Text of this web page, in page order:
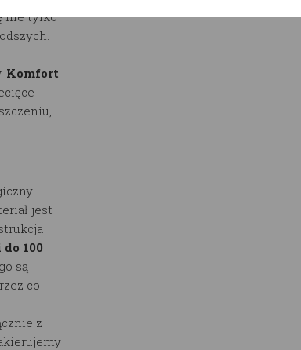
nie tylko
Komfort
jest
100
są
co
z